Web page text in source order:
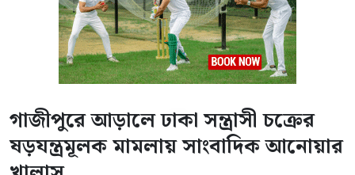
গাজীপুরে আড়ালে ঢাকা সন্ত্রাসী চক্রের
ষড়যন্ত্রমূলক মামলায় সাংবাদিক আনোয়ার